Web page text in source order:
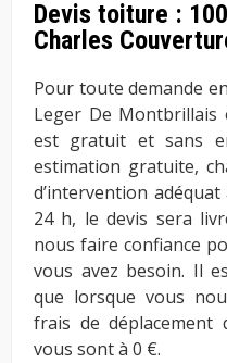
Devis toiture :
Charles
Pour toute demande
Leger De Montbrillais
est gratuit et sans
estimation gratuite,
d’intervention
24 h, le devis sera
nous faire confiance
vous avez besoin. Il
que lorsque vous
frais de déplacement
vous sont à 0 €.